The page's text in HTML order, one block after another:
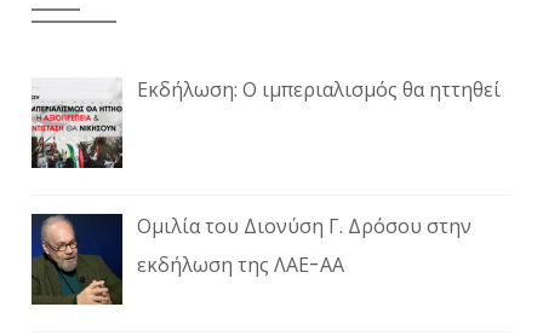
Εκδήλωση: Ο ιμπεριαλισμός θα ηττηθεί
Ομιλία του Διονύση Γ. Δρόσου στην
εκδήλωση της ΛΑΕ-ΑΑ